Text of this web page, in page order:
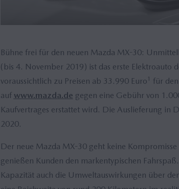
Bühne frei für den neuen Mazda MX-30:
(bis 4. November 2019) ist das erste Elektroauto
voraussichtlich zu Preisen ab 33.990 Euro 1 für
auf www.mazda.de gegen eine Gebühr von
Kaufvertrages erstattet wird. Die Auslieferung in
2020.
Der neue Mazda MX-30 geht keine
genießen Kunden den markentypischen
Kapazität auch die Umweltauswirkungen über